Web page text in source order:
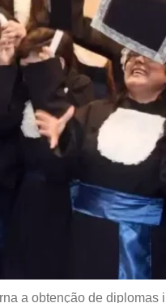
a obtenção de diplomas